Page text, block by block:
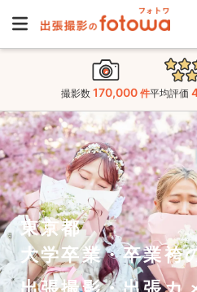
撮影数 170,000 件平均評価
東京都
大学卒業・卒業袴